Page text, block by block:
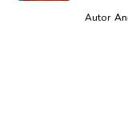
Autor